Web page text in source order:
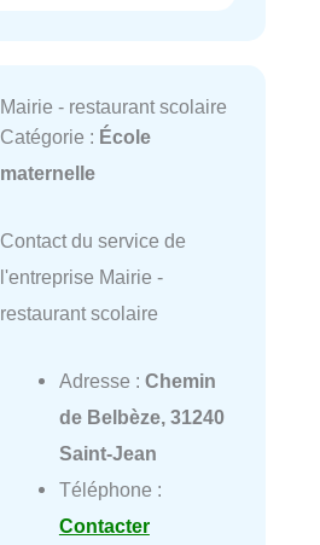
Mairie - restaurant scolaire
Catégorie : École
maternelle
Contact du service de
l'entreprise Mairie -
restaurant scolaire
Adresse : Chemin
de Belbèze, 31240
Saint-Jean
Téléphone :
Contacter